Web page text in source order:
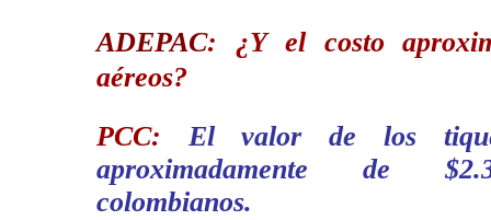
ADEPAC: ¿Y el costo
aéreos?
PCC: El valor de los
aproximadamente de
colombianos.